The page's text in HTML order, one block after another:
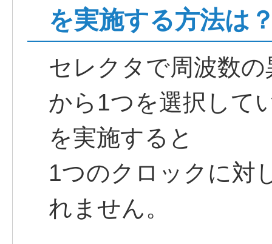
を実施する方法は
セレクタで周波数
から1つを選択して
を実施すると
1つのクロックに対
れません。